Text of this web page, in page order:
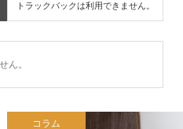
トラックバックは利用できません。
ん。
コラム